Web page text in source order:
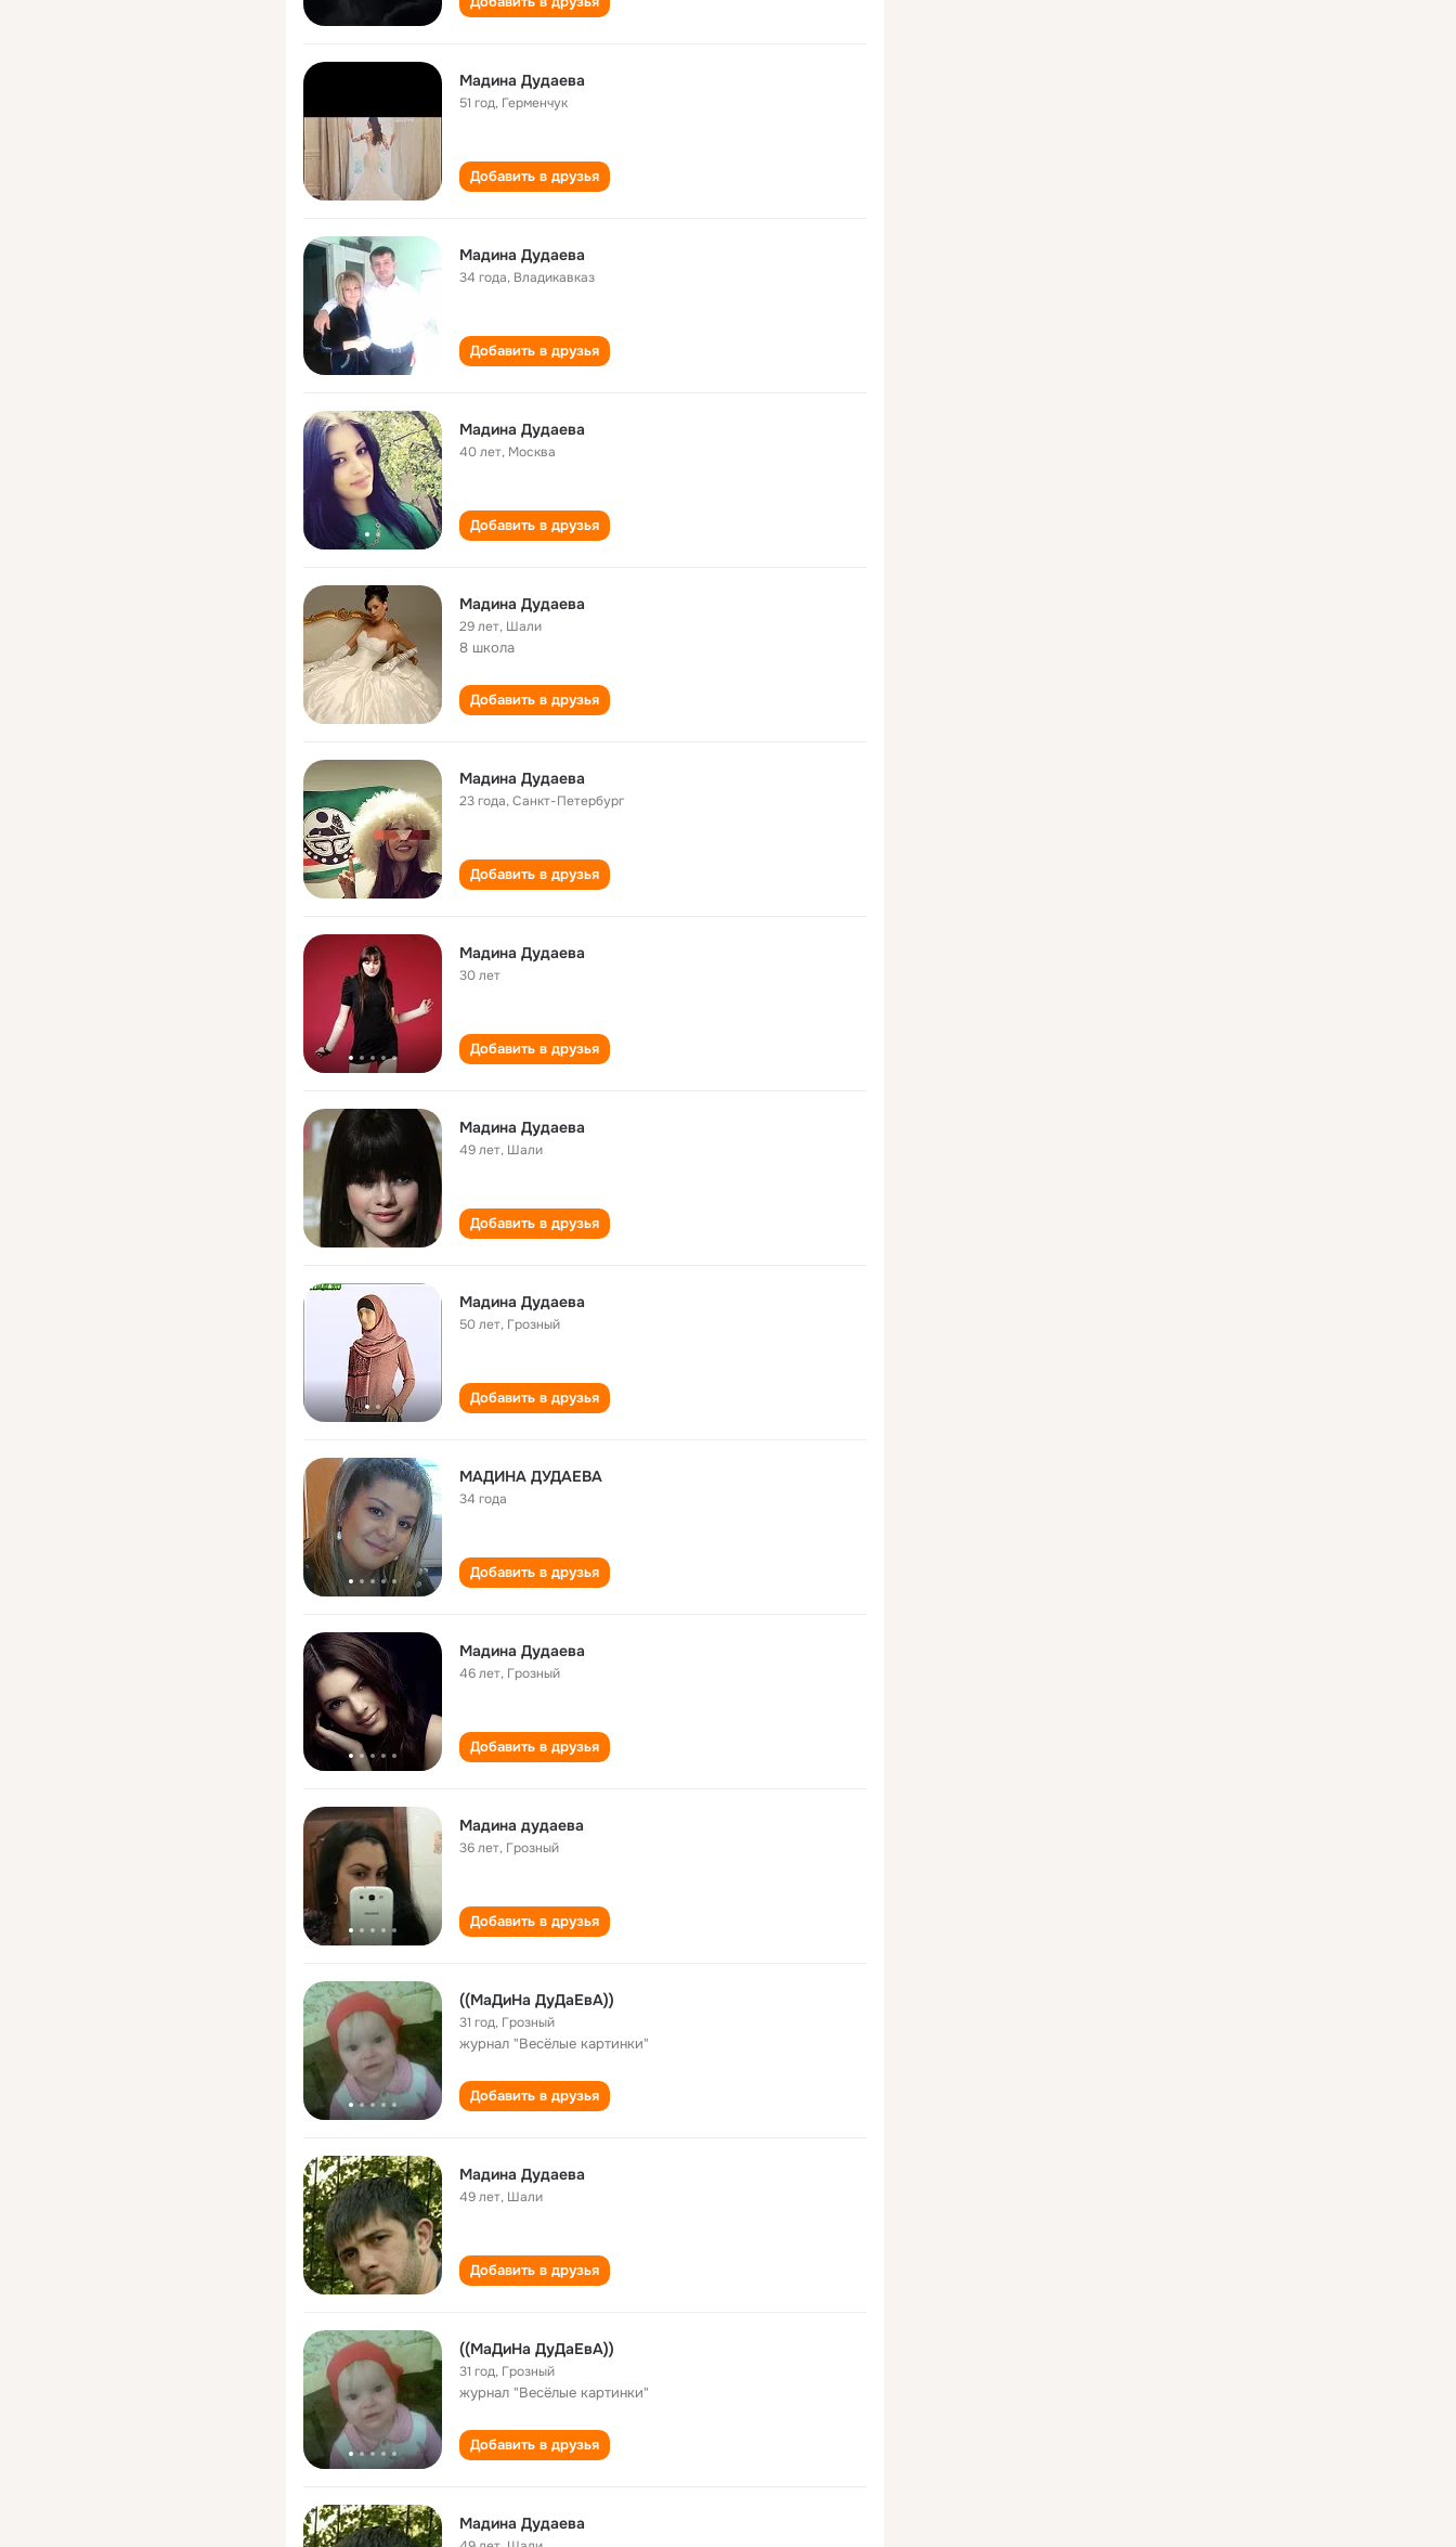
Мадина Дудаева
51 год, Герменчук
Добавить в друзья
Мадина Дудаева
34 года, Владикавказ
Добавить в друзья
Мадина Дудаева
40 лет, Москва
Добавить в друзья
Мадина Дудаева
29 лет, Шали
8 школа
Добавить в друзья
Мадина Дудаева
23 года,Санкт-Петербург
Добавить в друзья
Мадина Дудаева
30 лет
Добавить в друзья
Мадина Дудаева
49 лет, Шали
Добавить в друзья
Мадина Дудаева
50 лет, Грозный
Добавить в друзья
МАДИНА ДУДАЕВА
34 года
Добавить в друзья
Мадина Дудаева
46 лет, Грозный
Добавить в друзья
Мадина дудаева
36 лет, Грозный
Добавить в друзья
((МаДиНа ДуДаЕвА))
31 год, Грозный
журнал "Весёлые картинки"
Добавить в друзья
Мадина Дудаева
49 лет, Шали
Добавить в друзья
((МаДиНа ДуДаЕвА))
31 год, Грозный
журнал "Весёлые картинки"
Добавить в друзья
Мадина Дудаева